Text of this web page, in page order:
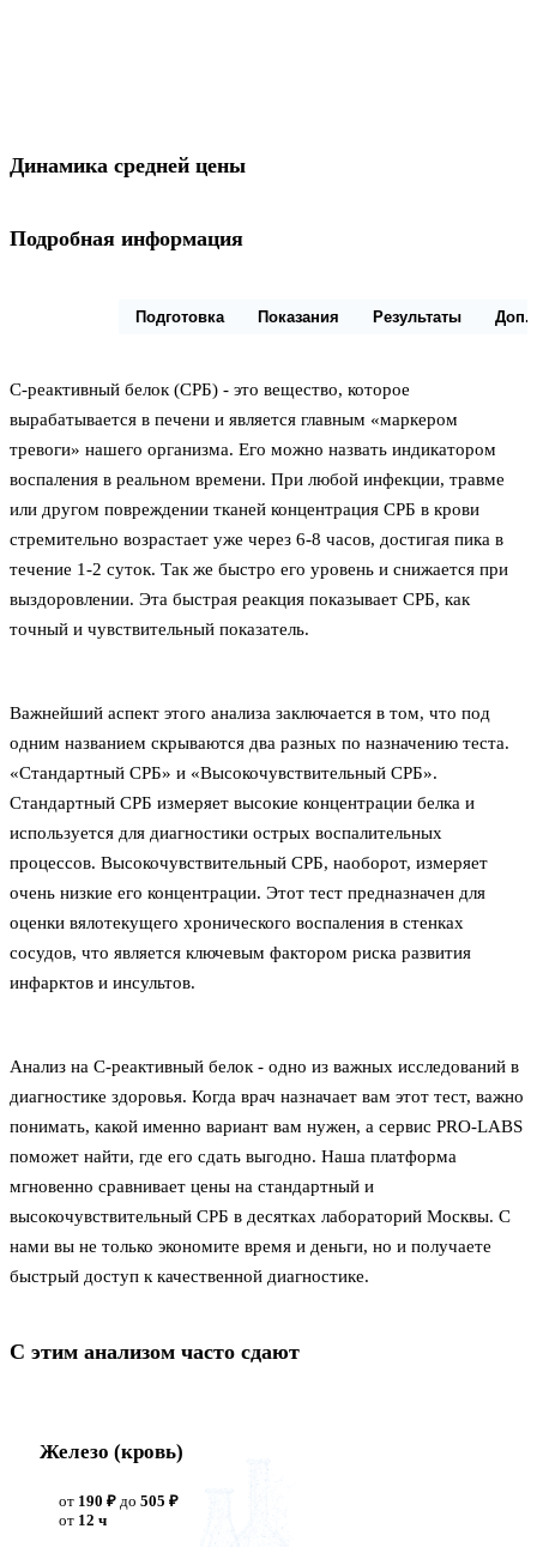
Динамика средней цены
Подробная информация
Подготовка Показания Результаты Доп.
С-реактивный белок (СРБ) - это вещество, которое
вырабатывается в печени и является главным «маркером
тревоги» нашего организма. Его можно назвать индикатором
воспаления в реальном времени. При любой инфекции, травме
или другом повреждении тканей концентрация СРБ в крови
стремительно возрастает уже через 6-8 часов, достигая пика в
течение 1-2 суток. Так же быстро его уровень и снижается при
выздоровлении. Эта быстрая реакция показывает СРБ, как
точный и чувствительный показатель.
Важнейший аспект этого анализа заключается в том, что под
одним названием скрываются два разных по назначению теста.
«Стандартный СРБ» и «Высокочувствительный СРБ».
Стандартный СРБ измеряет высокие концентрации белка и
используется для диагностики острых воспалительных
процессов. Высокочувствительный СРБ, наоборот, измеряет
очень низкие его концентрации. Этот тест предназначен для
оценки вялотекущего хронического воспаления в стенках
сосудов, что является ключевым фактором риска развития
инфарктов и инсультов.
Анализ на С-реактивный белок - одно из важных исследований в
диагностике здоровья. Когда врач назначает вам этот тест, важно
понимать, какой именно вариант вам нужен, а сервис PRO-LABS
поможет найти, где его сдать выгодно. Наша платформа
мгновенно сравнивает цены на стандартный и
высокочувствительный СРБ в десятках лабораторий Москвы. С
нами вы не только экономите время и деньги, но и получаете
быстрый доступ к качественной диагностике.
С этим анализом часто сдают
Железо (кровь)
от 190 ₽ до 505 ₽
от 12 ч